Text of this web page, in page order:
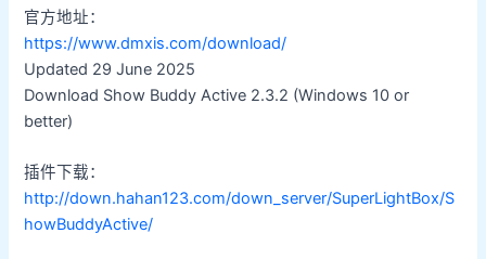
官方地址：
https://www.dmxis.com/download/
Updated 29 June 2025
Download Show Buddy Active 2.3.2 (Windows 10 or
better)
插件下载：
http://down.hahan123.com/down_server/SuperLightBox/S
howBuddyActive/